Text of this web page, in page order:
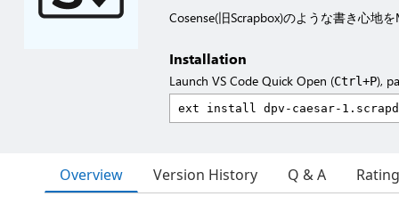
Cosense(旧Scrapbox)のような書き心地
Installation
Launch VS Code Quick Open (Ctrl+P),
Overview Version History Q & A